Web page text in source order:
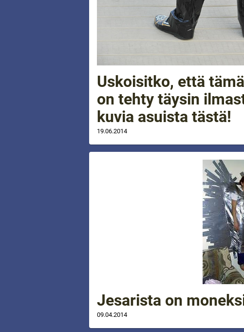
Uskoisitko, että
on tehty täysin
kuvia asuista tästä!
19.06.2014
Jesarista on
09.04.2014